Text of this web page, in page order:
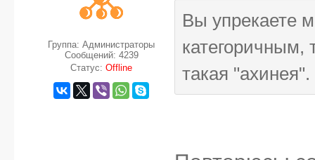
Группа: Администраторы
Сообщений: 4239
Статус: Offline
Вы упрекаете
категоричным,
такая "ахинея".